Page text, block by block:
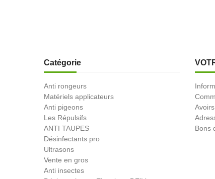
Catégorie
Anti rongeurs
Matériels applicateurs
Anti pigeons
Les Répulsifs
ANTI TAUPES
Désinfectants pro
Ultrasons
Vente en gros
Anti insectes
Avoirs
Bons